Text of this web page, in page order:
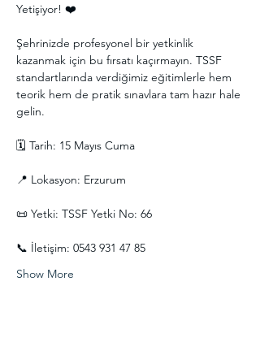
Yetişiyor! ❤️
Şehrinizde profesyonel bir yetkinlik
kazanmak için bu fırsatı kaçırmayın. TSSF
standartlarında verdiğimiz eğitimlerle hem
teorik hem de pratik sınavlara tam hazır hale
gelin.
🗓 Tarih: 15 Mayıs Cuma
📍 Lokasyon: Erzurum
📜 Yetki: TSSF Yetki No: 66
📞 İletişim: 0543 931 47 85
Show More